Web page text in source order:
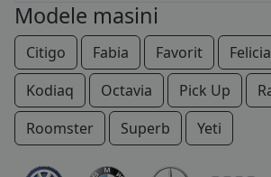
MARCA AUTO
BLOG
B2B - COLABORARE
CONT
CONTACT
Modele masini
Citigo Fabia Favorit Felicia
Kodiaq
Octavia Pick Up
Roomster
Superb Yeti
165/70R14
175/60R14
175/65R14
175/70R14